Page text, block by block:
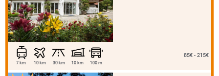
7 km 10 km 30 km 10 km 100 m
85€ - 215€